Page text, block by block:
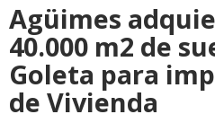
Agüimes
40.000 m2 de
Goleta para
de Vivienda